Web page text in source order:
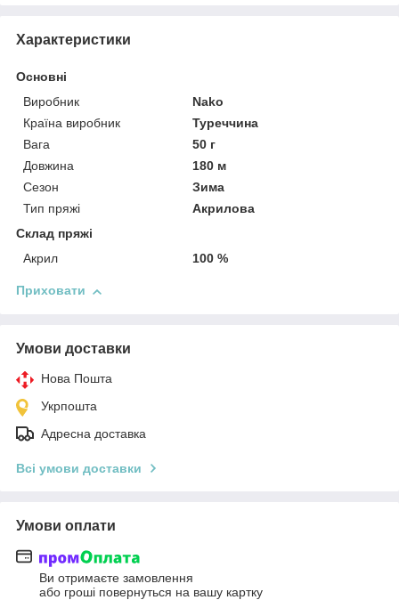
Характеристики
Основні
Виробник
Nako
Країна виробник
Туреччина
Вага
50 г
Довжина
180 м
Сезон
Зима
Тип пряжі
Акрилова
Склад пряжі
Акрил
100 %
Приховати
Умови доставки
Нова Пошта
Укрпошта
Адресна доставка
Всі умови доставки
Умови оплати
Ви отримаєте замовлення
або гроші повернуться на вашу картку